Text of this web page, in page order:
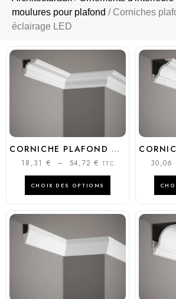
moulures pour plafond / Corniches
éclairage LED
CORNICHE PLAFOND MD106 POLYURÉTHANE 5,7CM | MARDOM DECOR
18,31 € – 54,72€ TTC
CHOIX DES OPTIONS
30,06